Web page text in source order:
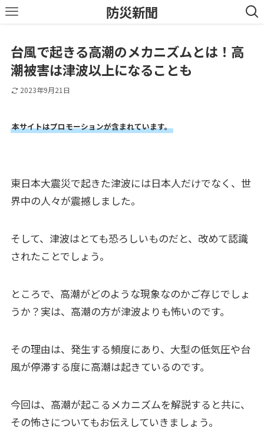
防災新聞
台風で起きる高潮のメカニズムとは！高
潮被害は津波以上になることも
2023年9月21日
本サイトはプロモーションが含まれています。
東日本大震災で起きた津波には日本人だけでなく、世
界中の人々が震撼しました。
そして、津波はとても恐ろしいものだと、改めて認識
されたことでしょう。
ところで、高潮がどのような現象なのかご存じでしょ
うか？実は、高潮の方が津波よりも怖いのです。
その理由は、発生する頻度にあり、大型の低気圧や台
風が停滞する度に高潮は起きているのです。
今回は、高潮が起こるメカニズムを解説すると共に、
その怖さについてもお伝えしていきましょう。